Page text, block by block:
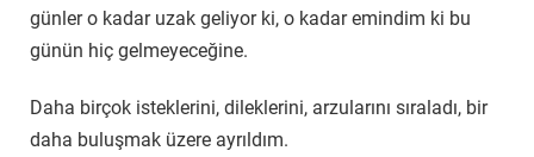
günler o kadar uzak geliyor ki, o kadar emindim ki bu
günün hiç gelmeyeceğine.
Daha birçok isteklerini, dileklerini, arzularını sıraladı, bir
daha buluşmak üzere ayrıldım.